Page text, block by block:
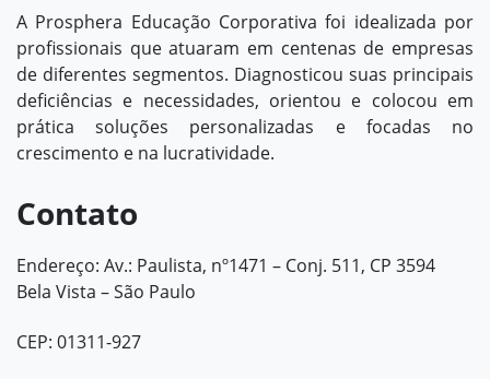
A Prosphera Educação Corporativa foi idealizada por
profissionais que atuaram em centenas de empresas
de diferentes segmentos. Diagnosticou suas principais
deficiências e necessidades, orientou e colocou em
prática soluções personalizadas e focadas no
crescimento e na lucratividade.
Contato
Endereço: Av.: Paulista, nº1471 – Conj. 511, CP 3594
Bela Vista – São Paulo
CEP: 01311-927